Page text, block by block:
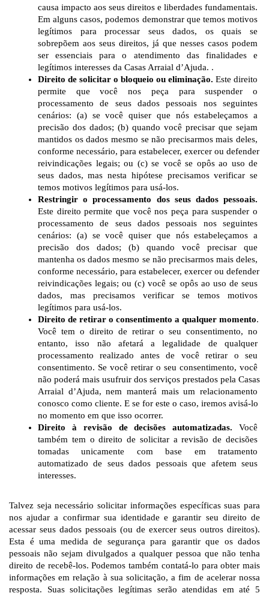
causa impacto aos seus direitos e liberdades fundamentais.
Em alguns casos, podemos demonstrar que temos motivos
legítimos para processar seus dados, os quais se
sobrepõem aos seus direitos, já que nesses casos podem
ser essenciais para o atendimento das finalidades e
legítimos interesses da Casas Arraial d’Ajuda. .
Direito de solicitar o bloqueio ou eliminação. Este direito
permite que você nos peça para suspender o
processamento de seus dados pessoais nos seguintes
cenários: (a) se você quiser que nós estabeleçamos a
precisão dos dados; (b) quando você precisar que sejam
mantidos os dados mesmo se não precisarmos mais deles,
conforme necessário, para estabelecer, exercer ou defender
reivindicações legais; ou (c) se você se opôs ao uso de
seus dados, mas nesta hipótese precisamos verificar se
temos motivos legítimos para usá-los.
Restringir o processamento dos seus dados pessoais.
Este direito permite que você nos peça para suspender o
processamento de seus dados pessoais nos seguintes
cenários: (a) se você quiser que nós estabeleçamos a
precisão dos dados; (b) quando você precisar que
mantenha os dados mesmo se não precisarmos mais deles,
conforme necessário, para estabelecer, exercer ou defender
reivindicações legais; ou (c) você se opôs ao uso de seus
dados, mas precisamos verificar se temos motivos
legítimos para usá-los.
Direito de retirar o consentimento a qualquer momento.
Você tem o direito de retirar o seu consentimento, no
entanto, isso não afetará a legalidade de qualquer
processamento realizado antes de você retirar o seu
consentimento. Se você retirar o seu consentimento, você
não poderá mais usufruir dos serviços prestados pela Casas
Arraial d’Ajuda, nem manterá mais um relacionamento
conosco como cliente. E se for este o caso, iremos avisá-lo
no momento em que isso ocorrer.
Direito à revisão de decisões automatizadas. Você
também tem o direito de solicitar a revisão de decisões
tomadas unicamente com base em tratamento
automatizado de seus dados pessoais que afetem seus
interesses.
Talvez seja necessário solicitar informações específicas suas para
nos ajudar a confirmar sua identidade e garantir seu direito de
acessar seus dados pessoais (ou de exercer seus outros direitos).
Esta é uma medida de segurança para garantir que os dados
pessoais não sejam divulgados a qualquer pessoa que não tenha
direito de recebê-los. Podemos também contatá-lo para obter mais
informações em relação à sua solicitação, a fim de acelerar nossa
resposta. Suas solicitações legítimas serão atendidas em até 5